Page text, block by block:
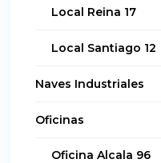
Local Reina 17
Local Santiago 12
Naves Industriales
Oficinas
Oficina Alcala 96